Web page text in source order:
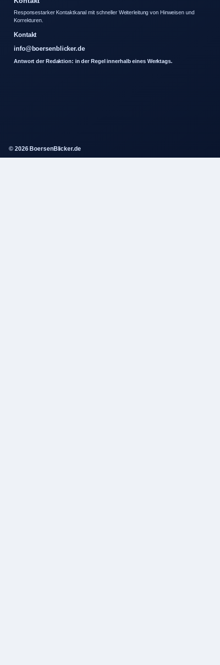
Responsestarker Kontaktkanal mit schneller Weiterleitung von Hinweisen und
Korrekturen.
Kontakt
info@boersenblicker.de
Antwort der Redaktion: in der Regel innerhalb eines Werktags.
© 2026 BoersenBlicker.de